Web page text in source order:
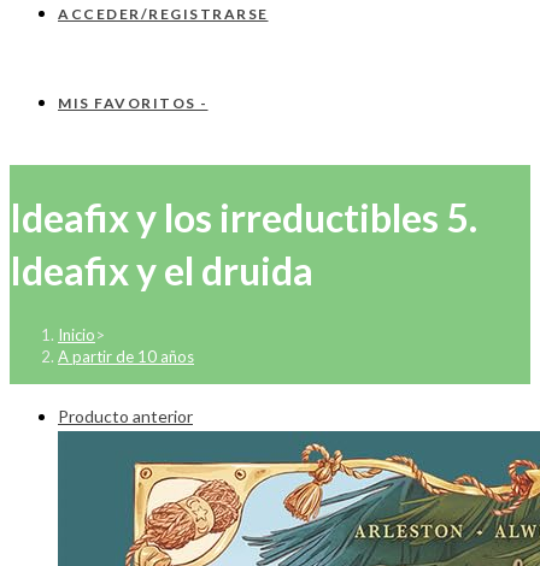
ACCEDER/REGISTRARSE
MIS FAVORITOS -
Ideafix y los irreductibles 5.
Ideafix y el druida
Inicio>
A partir de 10 años
Producto anterior